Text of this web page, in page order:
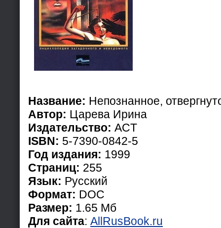
Название: Непознанное,
Автор: Царева Ирина
Издательство: ACT
ISBN: 5-7390-0842-5
Год издания: 1999
Страниц: 255
Язык: Русский
Формат: DOC
Размер: 1.65 Мб
Для сайта: AllRusBook.ru